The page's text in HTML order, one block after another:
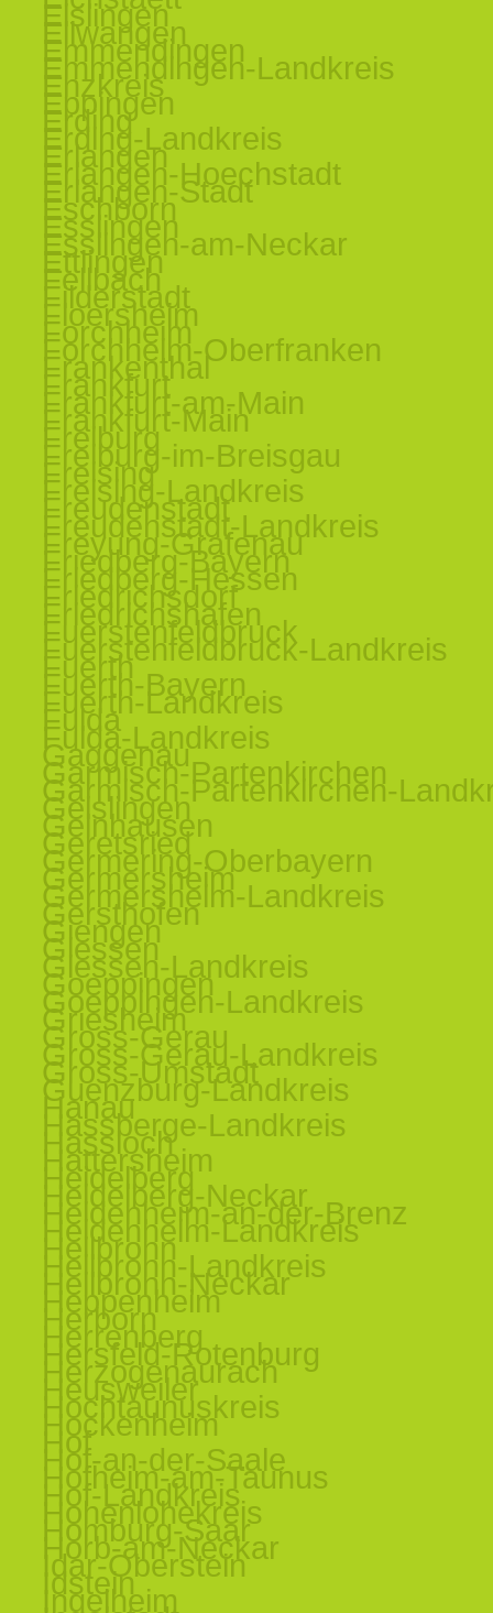
Eislingen
Ellwangen
Emmendingen
Emmendingen-Landkreis
Enzkreis
Eppingen
Erding
Erding-Landkreis
Erlangen
Erlangen-Hoechstadt
Erlangen-Stadt
Eschborn
Esslingen
Esslingen-am-Neckar
Ettlingen
Fellbach
Filderstadt
Floersheim
Forchheim
Forchheim-Oberfranken
Frankenthal
Frankfurt
Frankfurt-am-Main
Frankfurt-Main
Freiburg
Freiburg-im-Breisgau
Freising
Freising-Landkreis
Freudenstadt
Freudenstadt-Landkreis
Freyung-Grafenau
Friedberg-Bayern
Friedberg-Hessen
Friedrichsdorf
Friedrichshafen
Fuerstenfeldbruck
Fuerstenfeldbruck-Landkreis
Fuerth
Fuerth-Bayern
Fuerth-Landkreis
Fulda
Fulda-Landkreis
Gaggenau
Garmisch-Partenkirchen
Garmisch-Partenkirchen-
Geislingen
Gelnhausen
Geretsried
Germering-Oberbayern
Germersheim
Germersheim-Landkreis
Gersthofen
Giengen
Giessen
Giessen-Landkreis
Goeppingen
Goeppingen-Landkreis
Griesheim
Gross-Gerau
Gross-Gerau-Landkreis
Gross-Umstadt
Guenzburg-Landkreis
Hanau
Hassberge-Landkreis
Hassloch
Hattersheim
Heidelberg
Heidelberg-Neckar
Heidenheim-an-der-Brenz
Heidenheim-Landkreis
Heilbronn
Heilbronn-Landkreis
Heilbronn-Neckar
Heppenheim
Herborn
Herrenberg
Hersfeld-Rotenburg
Herzogenaurach
Heusweiler
Hochtaunuskreis
Hockenheim
Hof
Hof-an-der-Saale
Hofheim-am-Taunus
Hof-Landkreis
Hohenlohekreis
Homburg-Saar
Horb-am-Neckar
Idar-Oberstein
Idstein
Ingelheim